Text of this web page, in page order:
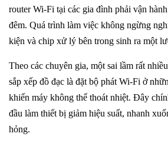
router Wi-Fi tại các gia đình phải vận
đêm. Quá trình làm việc không ngừng
kiện và chip xử lý bên trong sinh ra một
Theo các chuyên gia, một sai lầm rất
sắp xếp đồ đạc là đặt bộ phát Wi-Fi ở
khiến máy không thể thoát nhiệt. Đây
đầu làm thiết bị giảm hiệu suất, nhanh
hỏng.